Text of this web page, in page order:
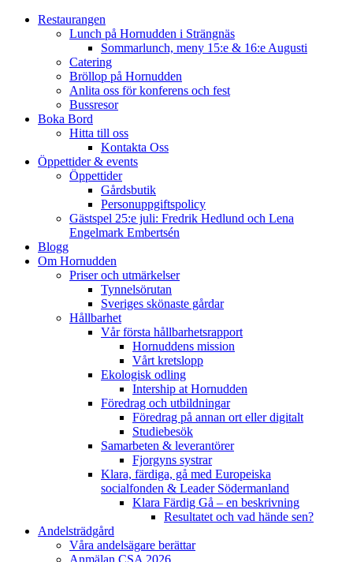
Restaurangen
Lunch på Hornudden i Strängnäs
Sommarlunch, meny 15:e & 16:e Augusti
Catering
Bröllop på Hornudden
Anlita oss för konferens och fest
Bussresor
Boka Bord
Hitta till oss
Kontakta Oss
Öppettider & events
Öppettider
Gårdsbutik
Personuppgiftspolicy
Gästspel 25:e juli: Fredrik Hedlund och Lena
Engelmark Embertsén
Blogg
Om Hornudden
Priser och utmärkelser
Tynnelsörutan
Sveriges skönaste gårdar
Hållbarhet
Vår första hållbarhetsrapport
Hornuddens mission
Vårt kretslopp
Ekologisk odling
Intership at Hornudden
Föredrag och utbildningar
Föredrag på annan ort eller digitalt
Studiebesök
Samarbeten & leverantörer
Fjorgyns systrar
Klara, färdiga, gå med Europeiska
socialfonden & Leader Södermanland
Klara Färdig Gå – en beskrivning
Resultatet och vad hände sen?
Andelsträdgård
Våra andelsägare berättar
Anmälan CSA 2026